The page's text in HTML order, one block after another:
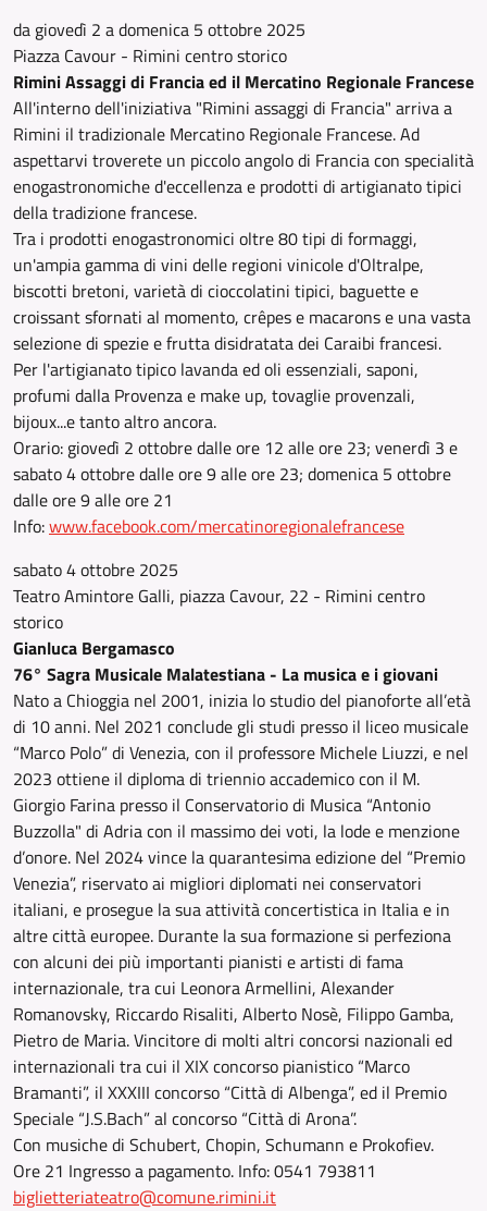
da giovedì 2 a domenica 5 ottobre 2025
Piazza Cavour - Rimini centro storico
Rimini Assaggi di Francia ed il Mercatino Regionale Francese
All'interno dell'iniziativa "Rimini assaggi di Francia" arriva a
Rimini il tradizionale Mercatino Regionale Francese. Ad
aspettarvi troverete un piccolo angolo di Francia con specialità
enogastronomiche d'eccellenza e prodotti di artigianato tipici
della tradizione francese.
Tra i prodotti enogastronomici oltre 80 tipi di formaggi,
un'ampia gamma di vini delle regioni vinicole d'Oltralpe,
biscotti bretoni, varietà di cioccolatini tipici, baguette e
croissant sfornati al momento, crêpes e macarons e una vasta
selezione di spezie e frutta disidratata dei Caraibi francesi.
Per l'artigianato tipico lavanda ed oli essenziali, saponi,
profumi dalla Provenza e make up, tovaglie provenzali,
bijoux...e tanto altro ancora.
Orario: giovedì 2 ottobre dalle ore 12 alle ore 23; venerdì 3 e
sabato 4 ottobre dalle ore 9 alle ore 23; domenica 5 ottobre
dalle ore 9 alle ore 21
Info:www.facebook.com/mercatinoregionalefrancese
sabato 4 ottobre 2025
Teatro Amintore Galli, piazza Cavour, 22 - Rimini centro
storico
Gianluca Bergamasco
76° Sagra Musicale Malatestiana - La musica e i giovani
Nato a Chioggia nel 2001, inizia lo studio del pianoforte all’età
di 10 anni. Nel 2021 conclude gli studi presso il liceo musicale
“Marco Polo” di Venezia, con il professore Michele Liuzzi, e nel
2023 ottiene il diploma di triennio accademico con il M.
Giorgio Farina presso il Conservatorio di Musica “Antonio
Buzzolla" di Adria con il massimo dei voti, la lode e menzione
d’onore. Nel 2024 vince la quarantesima edizione del “Premio
Venezia”, riservato ai migliori diplomati nei conservatori
italiani, e prosegue la sua attività concertistica in Italia e in
altre città europee. Durante la sua formazione si perfeziona
con alcuni dei più importanti pianisti e artisti di fama
internazionale, tra cui Leonora Armellini, Alexander
Romanovsky, Riccardo Risaliti, Alberto Nosè, Filippo Gamba,
Pietro de Maria. Vincitore di molti altri concorsi nazionali ed
internazionali tra cui il XIX concorso pianistico “Marco
Bramanti”, il XXXIII concorso “Città di Albenga”, ed il Premio
Speciale “J.S.Bach” al concorso “Città di Arona”.
Con musiche di Schubert, Chopin, Schumann e Prokofiev.
Ore 21 Ingresso a pagamento. Info: 0541 793811
biglietteriateatro@comune.rimini.it